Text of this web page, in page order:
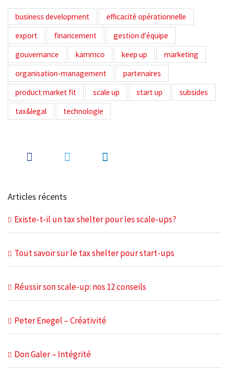
business development
efficacité opérationnelle
export
financement
gestion d'équipe
gouvernance
kammco keep up
marketing
organisation-management
partenaires
product market fit
scale up start up
subsides
tax&legal
technologie
Articles récents
Existe-t-il un tax shelter pour les scale-ups?
Tout savoir sur le tax shelter pour start-ups
Réussir son scale-up: nos 12 conseils
Peter Enegel – Créativité
Don Galer – Intégrité